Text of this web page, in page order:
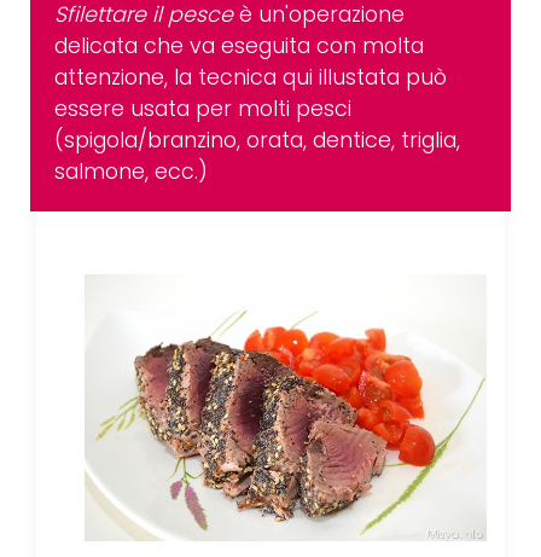
Sfilettare il pesceè un'operazione
delicata che va eseguita con molta
attenzione, la tecnica qui illustata può
essere usata per molti pesci
(spigola/branzino, orata, dentice, triglia,
salmone, ecc.)